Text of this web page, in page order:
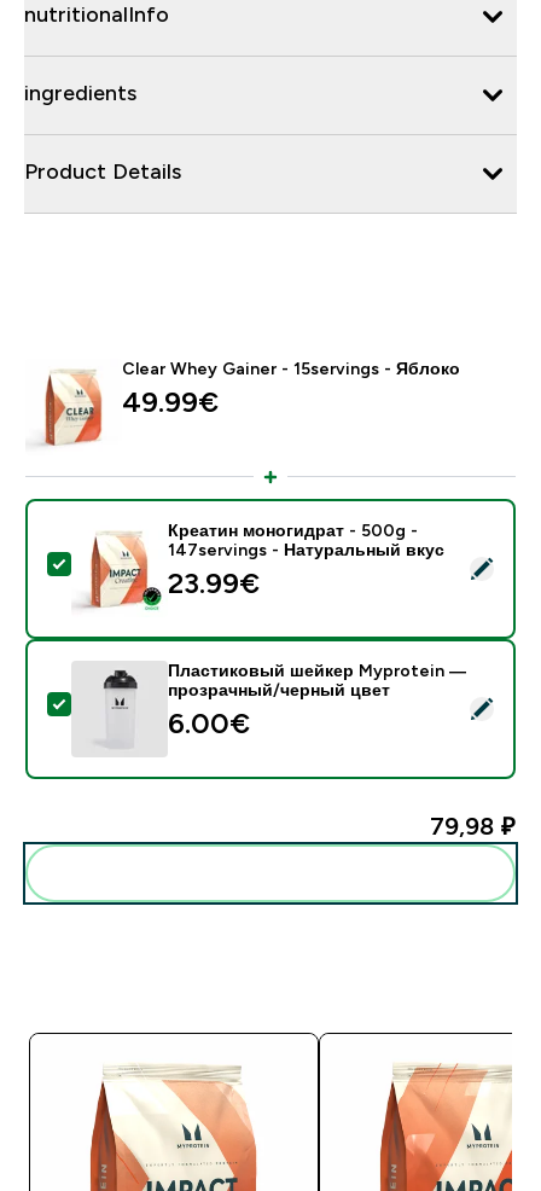
nutritionalInfo
ingredients
Product Details
Clear Whey Gainer - 15servings - Яблоко
49.99€‎
- Креатин моногидрат - 500g - 147servings -
Креатин моногидрат - 500g -
147servings - Натуральный вкус
23.99€‎
- Пластиковый шейкер Myprotein — прозрачный/
Пластиковый шейкер Myprotein —
прозрачный/черный цвет
6.00€‎
79,98 ₽‎